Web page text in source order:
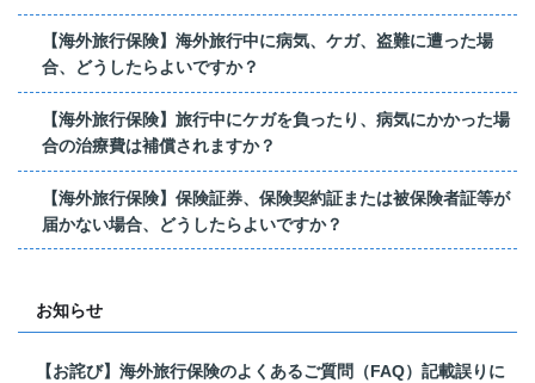
【海外旅行保険】海外旅行中に病気、ケガ、盗難に遭った場
合、どうしたらよいですか？
【海外旅行保険】旅行中にケガを負ったり、病気にかかった場
合の治療費は補償されますか？
【海外旅行保険】保険証券、保険契約証または被保険者証等が
届かない場合、どうしたらよいですか？
お知らせ
【お詫び】海外旅行保険のよくあるご質問（FAQ）記載誤りに